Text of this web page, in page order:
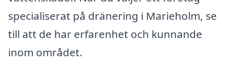
specialiserat på dränering i Marieholm, se
till att de har erfarenhet och kunnande
inom området.